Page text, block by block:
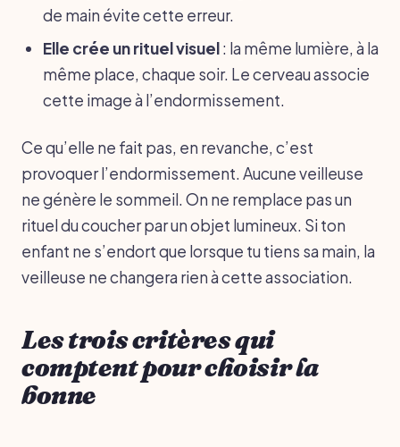
de main évite cette erreur.
Elle crée un rituel visuel: la même lumière, à la
même place, chaque soir. Le cerveau associe
cette image à l’endormissement.
Ce qu’elle ne fait pas, en revanche, c’est
provoquer l’endormissement. Aucune veilleuse
ne génère le sommeil. On ne remplace pas un
rituel du coucher par un objet lumineux. Si ton
enfant ne s’endort que lorsque tu tiens sa main, la
veilleuse ne changera rien à cette association.
Les trois critères qui
comptent pour choisir la
bonne